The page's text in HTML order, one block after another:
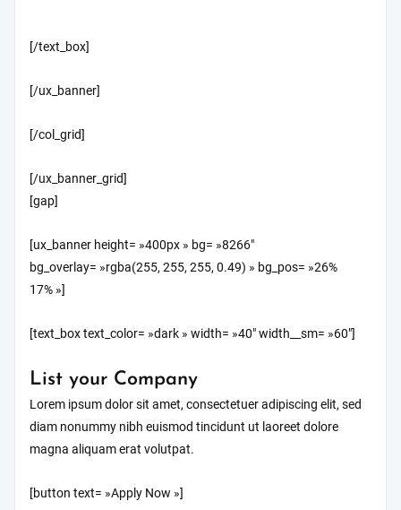
[/text_box]
[/ux_banner]
[/col_grid]
[/ux_banner_grid]
[gap]
[ux_banner height= »400px » bg= »8266″
bg_overlay= »rgba(255, 255, 255, 0.49) » bg_pos= »26%
17% »]
[text_box text_color= »dark » width= »40″ width__sm= »60″]
List your Company
Lorem ipsum dolor sit amet, consectetuer adipiscing elit, sed
diam nonummy nibh euismod tincidunt ut laoreet dolore
magna aliquam erat volutpat.
[button text= »Apply Now »]